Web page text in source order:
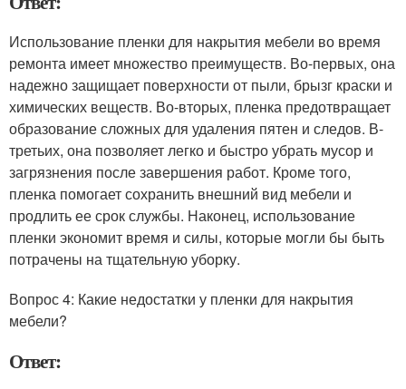
Использование пленки для накрытия мебели во время
ремонта имеет множество преимуществ. Во-первых, она
надежно защищает поверхности от пыли, брызг краски и
химических веществ. Во-вторых, пленка предотвращает
образование сложных для удаления пятен и следов. В-
третьих, она позволяет легко и быстро убрать мусор и
загрязнения после завершения работ. Кроме того,
пленка помогает сохранить внешний вид мебели и
продлить ее срок службы. Наконец, использование
пленки экономит время и силы, которые могли бы быть
потрачены на тщательную уборку.
Вопрос 4: Какие недостатки у пленки для накрытия
мебели?
Ответ: